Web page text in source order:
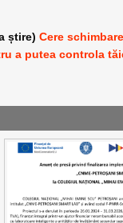
știre)Cere
a putea controla